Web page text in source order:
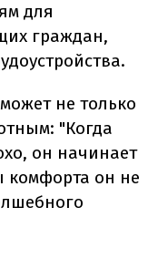
для
граждан,
не только
"Когда
он начинает
комфорта он не